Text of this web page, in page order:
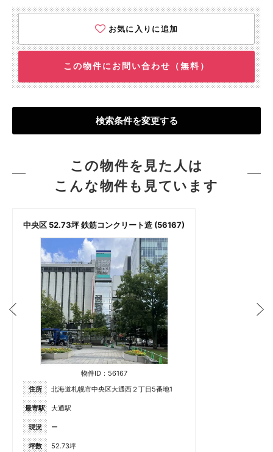
お気に入りに追加
この物件にお問い合わせ（無料）
検索条件を変更する
この物件を見た人は
こんな物件も見ています
中央区 52.73坪 鉄筋コンクリート造 (56167)
物件ID：56167
住所
北海道札幌市中央区大通西２丁目5番地1
最寄駅 大通駅
現況 ー
坪数 52.73坪